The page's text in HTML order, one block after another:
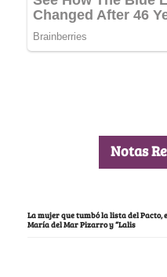
Notas
La mujer que tumbó la lista del Pacto,
María del Mar Pizarro y “Lalis